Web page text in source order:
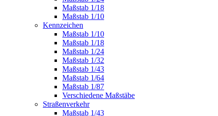
Maßstab 1/18
Maßstab 1/10
Kennzeichen
Maßstab 1/10
Maßstab 1/18
Maßstab 1/24
Maßstab 1/32
Maßstab 1/43
Maßstab 1/64
Maßstab 1/87
Verschiedene Maßstäbe
Straßenverkehr
Maßstab 1/43